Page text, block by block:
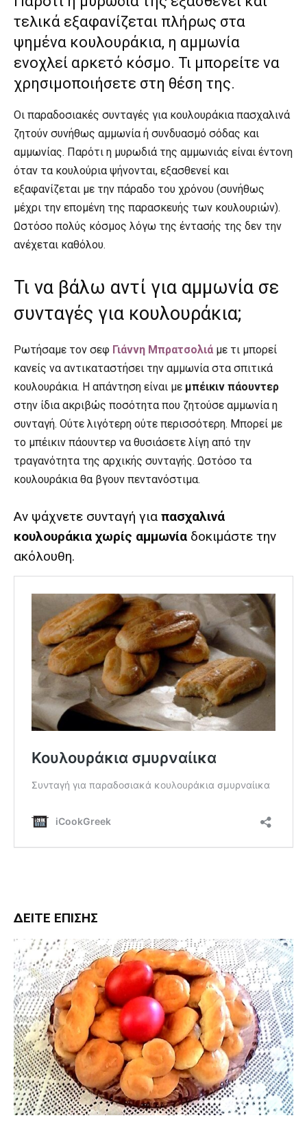
τελικά εξαφανίζεται πλήρως στα
ψημένα κουλουράκια, η αμμωνία
ενοχλεί αρκετό κόσμο. Τι μπορείτε να
χρησιμοποιήσετε στη θέση της.
Οι παραδοσιακές συνταγές για κουλουράκια πασχαλινά
ζητούν συνήθως αμμωνία ή συνδυασμό σόδας και
αμμωνίας. Παρότι η μυρωδιά της αμμωνιάς είναι έντονη
όταν τα κουλούρια ψήνονται, εξασθενεί και
εξαφανίζεται με την πάραδο του χρόνου (συνήθως
μέχρι την επομένη της παρασκευής των κουλουριών).
Ωστόσο πολύς κόσμος λόγω της έντασής της δεν την
ανέχεται καθόλου.
Τι να βάλω αντί για αμμωνία σε
συνταγές για κουλουράκια;
Ρωτήσαμε τον σεφ Γιάννη Μπρατσολιά με τι μπορεί
κανείς να αντικαταστήσει την αμμωνία στα σπιτικά
κουλουράκια. Η απάντηση είναι με μπέικιν πάουντερ
στην ίδια ακριβώς ποσότητα που ζητούσε αμμωνία η
συνταγή. Ούτε λιγότερη ούτε περισσότερη. Μπορεί με
το μπέικιν πάουντερ να θυσιάσετε λίγη από την
τραγανότητα της αρχικής συνταγής. Ωστόσο τα
κουλουράκια θα βγουν πεντανόστιμα.
Αν ψάχνετε συνταγή για πασχαλινά
κουλουράκια χωρίς αμμωνία δοκιμάστε την
ακόλουθη.
ΔΕΊΤΕ ΕΠΊΣΗΣ